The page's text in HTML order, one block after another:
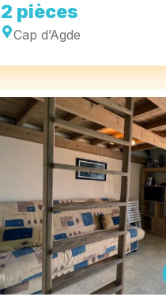
2 pièces
Cap d’Agde